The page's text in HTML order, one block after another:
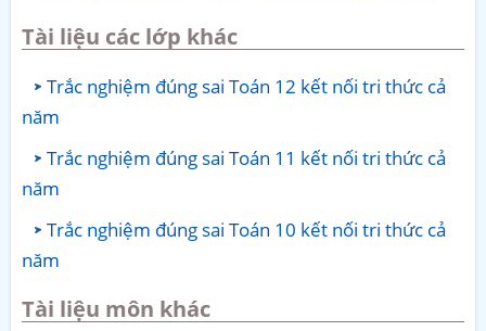
Tài liệu các lớp khác
Trắc nghiệm đúng sai Toán 12 kết nối tri thức cả
năm
Trắc nghiệm đúng sai Toán 11 kết nối tri thức cả
năm
Trắc nghiệm đúng sai Toán 10 kết nối tri thức cả
năm
Tài liệu môn khác